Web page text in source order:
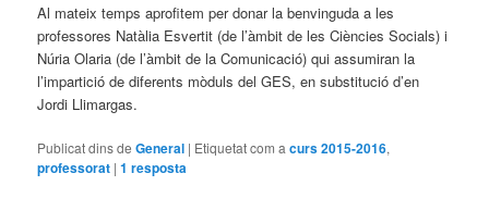
Al mateix temps aprofitem per donar la benvinguda a les
professores Natàlia Esvertit (de l’àmbit de les Ciències Socials) i
Núria Olaria (de l’àmbit de la Comunicació) qui assumiran la
l’impartició de diferents mòduls del GES, en substitució d’en
Jordi Llimargas.
Publicat dins de General | Etiquetat com a curs 2015-2016,
professorat |1 resposta